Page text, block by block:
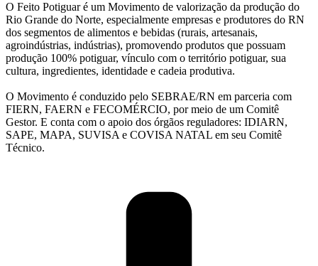
O Feito Potiguar é um Movimento de valorização da produção do
Rio Grande do Norte, especialmente empresas e produtores do RN
dos segmentos de alimentos e bebidas (rurais, artesanais,
agroindústrias, indústrias), promovendo produtos que possuam
produção 100% potiguar, vínculo com o território potiguar, sua
cultura, ingredientes, identidade e cadeia produtiva.
O Movimento é conduzido pelo SEBRAE/RN em parceria com
FIERN, FAERN e FECOMÉRCIO, por meio de um Comitê
Gestor. E conta com o apoio dos órgãos reguladores: IDIARN,
SAPE, MAPA, SUVISA e COVISA NATAL em seu Comitê
Técnico.